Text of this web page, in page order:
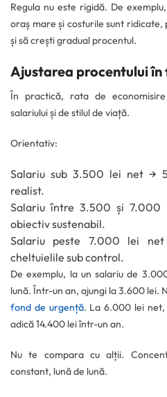
Regula nu este rigidă. De
oraș mare și costurile sunt ridicate,
și să crești gradual procentul.
Ajustarea procentului
În practică, rata de
salariului și de stilul de viață.
Orientativ:
Salariu sub 3.500 lei net →
realist.
Salariu între 3.500 și 7.000
obiectiv sustenabil.
Salariu peste 7.000 lei
cheltuielile sub control.
De exemplu, la un salariu de
lună. Într-un an, ajungi la 3.600 lei.
fond de urgență. La 6.000 lei net,
adică 14.400 lei într-un an.
Nu te compara cu alții.
constant, lună de lună.